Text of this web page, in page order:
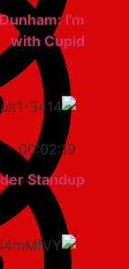
Jeff Dunham: I'm
with Cupid
00:02:19
Standup